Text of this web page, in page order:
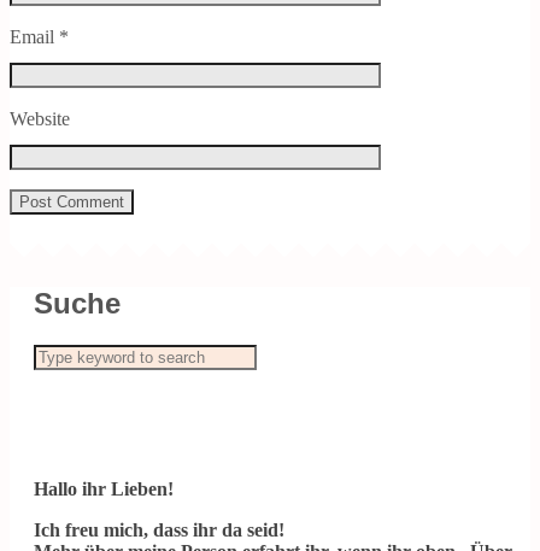
Email *
Website
Suche
Hallo ihr Lieben!
Ich freu mich, dass ihr da seid!